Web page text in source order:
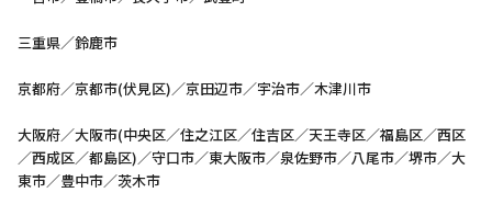
三重県／鈴鹿市
京都府／京都市(伏見区)／京田辺市／宇治市／木津川市
大阪府／大阪市(中央区／住之江区／住吉区／天王寺区／福島区／西区
／西成区／都島区)／守口市／東大阪市／泉佐野市／八尾市／堺市／大
東市／豊中市／茨木市